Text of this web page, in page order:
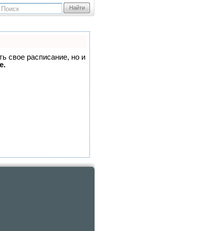
Найти
свое расписание, но и